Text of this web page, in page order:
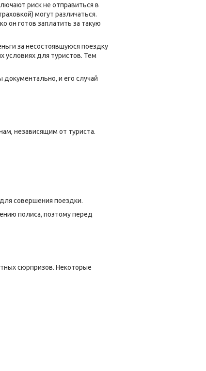
риск не отправиться в
могут различаться.
он готов заплатить за такую
за несостоявшуюся поездку
условиях для туристов. Тем
и его случай
независящим от туриста.
совершения поездки.
полиса, поэтому перед
сюрпризов. Некоторые